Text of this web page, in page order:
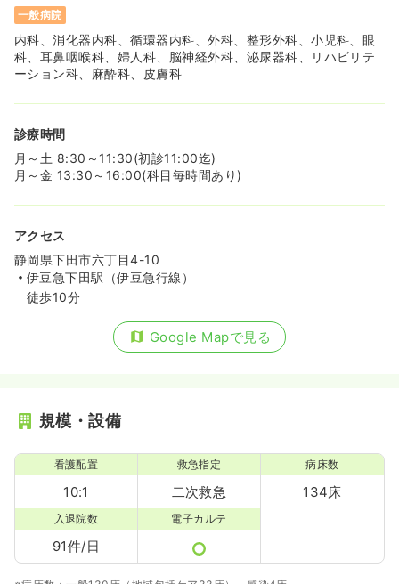
一般病院
内科、消化器内科、循環器内科、外科、整形外科、小児科、眼
科、耳鼻咽喉科、婦人科、脳神経外科、泌尿器科、リハビリテ
ーション科、麻酔科、皮膚科
診療時間
月～土 8:30～11:30(初診11:00迄)
月～金 13:30～16:00(科目毎時間あり)
アクセス
静岡県下田市六丁目4-10
伊豆急下田駅（伊豆急行線）
徒歩10分
Google Mapで見る
規模・設備
看護配置
10:1
救急指定
二次救急
病床数
134床
入退院数
91件/日
電子カルテ